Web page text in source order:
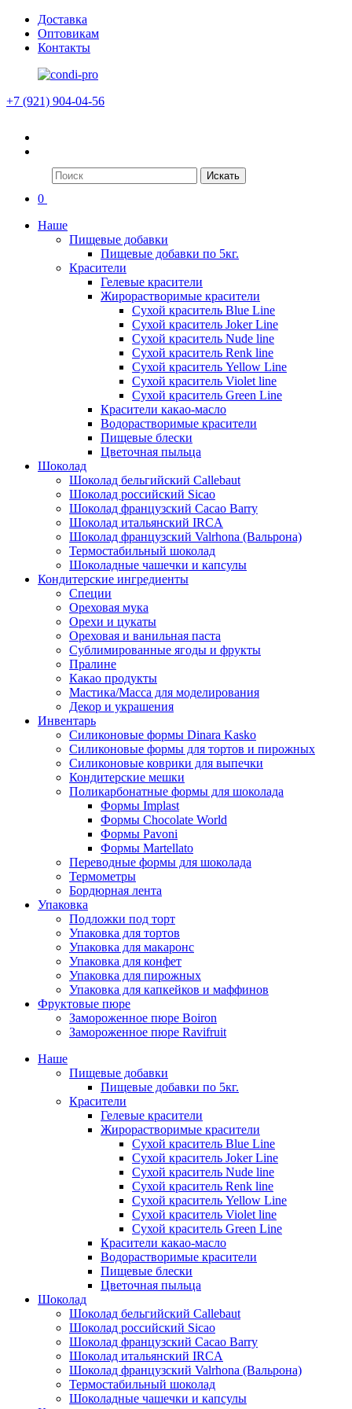
Доставка
Оптовикам
Контакты
+7 (921) 904-04-56
Искать
0
Наше
Пищевые добавки
Пищевые добавки по 5кг.
Красители
Гелевые красители
Жирорастворимые красители
Сухой краситель Blue Line
Сухой краситель Joker Line
Сухой краситель Nude line
Сухой краситель Renk line
Сухой краситель Yellow Line
Сухой краситель Violet line
Сухой краситель Green Line
Красители какао-масло
Водорастворимые красители
Пищевые блески
Цветочная пыльца
Шоколад
Шоколад бельгийский Callebaut
Шоколад российский Sicao
Шоколад французский Cacao Barry
Шоколад итальянский IRCA
Шоколад французский Valrhona (Вальрона)
Термостабильный шоколад
Шоколадные чашечки и капсулы
Кондитерские ингредиенты
Специи
Ореховая мука
Орехи и цукаты
Ореховая и ванильная паста
Сублимированные ягоды и фрукты
Пралине
Какао продукты
Мастика/Масса для моделирования
Декор и украшения
Инвентарь
Силиконовые формы Dinara Kasko
Силиконовые формы для тортов и пирожных
Силиконовые коврики для выпечки
Кондитерские мешки
Поликарбонатные формы для шоколада
Формы Implast
Формы Chocolate World
Формы Pavoni
Формы Martellato
Переводные формы для шоколада
Термометры
Бордюрная лента
Упаковка
Подложки под торт
Упаковка для тортов
Упаковка для макаронс
Упаковка для конфет
Упаковка для пирожных
Упаковка для капкейков и маффинов
Фруктовые пюре
Замороженное пюре Boiron
Замороженное пюре Ravifruit
Наше
Пищевые добавки
Пищевые добавки по 5кг.
Красители
Гелевые красители
Жирорастворимые красители
Сухой краситель Blue Line
Сухой краситель Joker Line
Сухой краситель Nude line
Сухой краситель Renk line
Сухой краситель Yellow Line
Сухой краситель Violet line
Сухой краситель Green Line
Красители какао-масло
Водорастворимые красители
Пищевые блески
Цветочная пыльца
Шоколад
Шоколад бельгийский Callebaut
Шоколад российский Sicao
Шоколад французский Cacao Barry
Шоколад итальянский IRCA
Шоколад французский Valrhona (Вальрона)
Термостабильный шоколад
Шоколадные чашечки и капсулы